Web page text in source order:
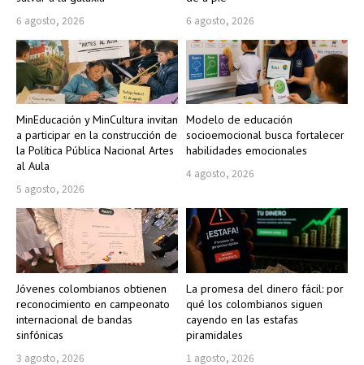
6 agosto, 2026 6 agosto, 2026
MinEducación y MinCultura invitan
a participar en la construcción de
la Política Pública Nacional Artes
al Aula
5 agosto, 2026
Modelo de educación
socioemocional busca fortalecer
habilidades emocionales
4 agosto, 2026
Jóvenes colombianos obtienen
reconocimiento en campeonato
internacional de bandas
sinfónicas
3 agosto, 2026
La promesa del dinero fácil: por
qué los colombianos siguen
cayendo en las estafas
piramidales
1 agosto, 2026